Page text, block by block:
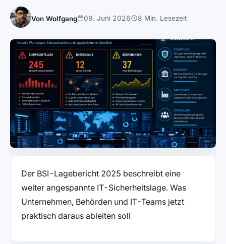
Von Wolfgang 09. Juni 2026 8 Min. Lesezeit
Der BSI-Lagebericht 2025 beschreibt eine
weiter angespannte IT-Sicherheitslage. Was
Unternehmen, Behörden und IT-Teams jetzt
praktisch daraus ableiten soll